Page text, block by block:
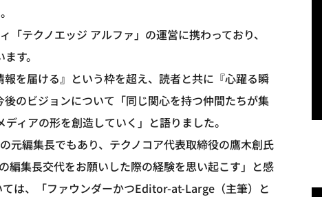
テクノエッジ アルファ」の運営に携わっており、
す。
を届ける』という枠を超え、読者と共に『心躍る瞬
のビジョンについて「同じ関心を持つ仲間たちが集
ィアの形を創造していく」と語りました。
元編集長でもあり、テクノコア代表取締役の鷹木創氏
集長交代をお願いした際の経験を思い起こす」と感
は、「ファウンダーかつEditor-at-Large（主筆）と